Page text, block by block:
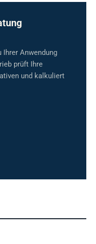
Ihrer Anwendung
prüft Ihre
und kalkuliert